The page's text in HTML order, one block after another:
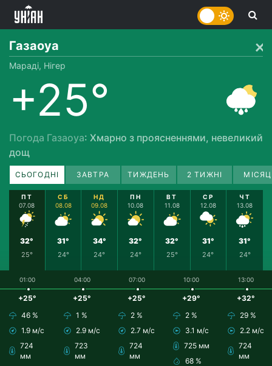
Газаоуа
Мараді, Нігер
+25°
Погода Газаоуа: Хмарно з проясненнями, невеликий
дощ
СЬОГОДНІ ЗАВТРА ТИЖДЕНЬ 2 ТИЖНІ
ПТ
07.08
32°
25°
СБ
08.08
31°
24°
НД
09.08
34°
24°
ПН
10.08
32°
24°
ВТ
11.08
32°
25°
СР
12.08
31°
24°
ЧТ
13.08
31°
24°
01:00
+25°
46 %
1.9 м/с
724
мм
04:00
+25°
1 %
2.9 м/с
723
мм
07:00
+25°
2 %
2.7 м/с
724
мм
10:00
+29°
2 %
3.1 м/с
725 мм
68 %
13:00
+32°
29 %
2.2 м/с
724
мм